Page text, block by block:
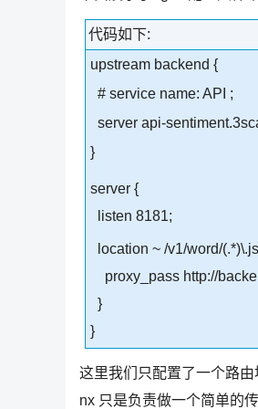
代码如下:
upstream backend {
# service name: API ;
server api-
}
server {
listen 8181;
location ~ /v1/word/
proxy_pass http://
}
}
这里我们只配置了一个路
nx 只是负责做一个简单的传